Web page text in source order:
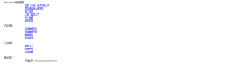
FineDataLink标杆案例
台晶（宁波）电子有限公司
某交通高速公路集团
浙江国贸
江西中医药大学
三一重机
更多案例
产品功能
实时数据同步
高效数据开发
数据服务
系统管理
产品动态
更新日志
帮助文档
学习视频
联系我们
市场合作：finedatalink@fanruan.com